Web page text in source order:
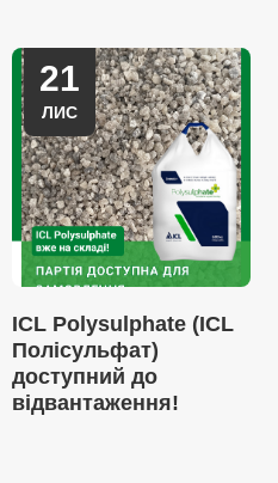
21
ЛИС
ICL Polysulphate (ICL
Полісульфат)
доступний до
відвантаження!